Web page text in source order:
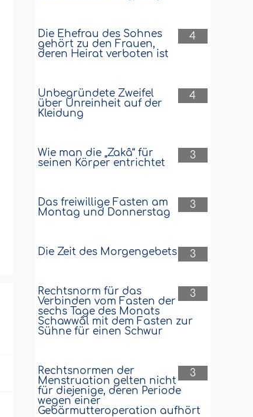
4
Die Ehefrau des Sohnes
gehört zu den Frauen,
deren Heirat verboten ist
4
Unbegründete Zweifel
über Unreinheit auf der
Kleidung
3
Wie man die „Zakâ“ für
seinen Körper entrichtet
3
Das freiwillige Fasten am
Montag und Donnerstag
3
Die Zeit des Morgengebets
3
Rechtsnorm für das
Verbinden vom Fasten der
sechs Tage des Monats
Schawwâl mit dem Fasten zur
Sühne für einen Schwur
3
Rechtsnormen der
Menstruation gelten nicht
für diejenige, deren Periode
wegen einer
Gebärmutteroperation aufhört